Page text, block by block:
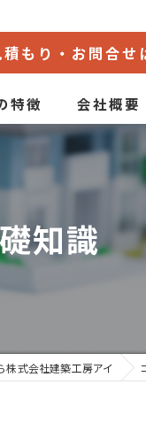
もり・お問合せ
特徴 会社概要
代表あいさ
知識
株式会社建築工房アイ